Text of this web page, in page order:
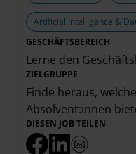
Artificial Intelligence &
GESCHÄFTSBEREICH
Lerne den
ZIELGRUPPE
Finde heraus,
Absolvent:innen
DIESEN JOB TEILEN